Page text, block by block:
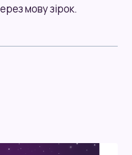
мову зірок.